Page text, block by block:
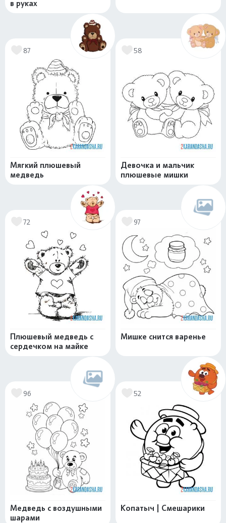
в руках
87
Мягкий плюшевый
медведь
58
Девочка и мальчик
плюшевые мишки
72
Плюшевый медведь с
сердечком на майке
97
Мишке снится варенье
96
Медведь с воздушными
шарами
52
Копатыч | Смешарики